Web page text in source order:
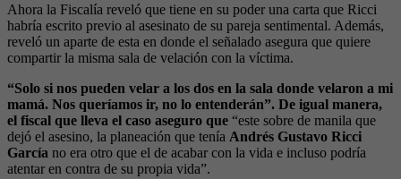
Ahora la Fiscalía reveló que tiene en su poder una carta que Ricci
habría escrito previo al asesinato de su pareja sentimental. Además,
reveló un aparte de esta en donde el señalado asegura que quiere
compartir la misma sala de velación con la víctima.
“Solo si nos pueden velar a los dos en la sala donde velaron a mi
mamá. Nos queríamos ir, no lo entenderán”. De igual manera,
el fiscal que lleva el caso aseguro que “este sobre de manila que
dejó el asesino, la planeación que tenía Andrés Gustavo Ricci
García no era otro que el de acabar con la vida e incluso podría
atentar en contra de su propia vida”.